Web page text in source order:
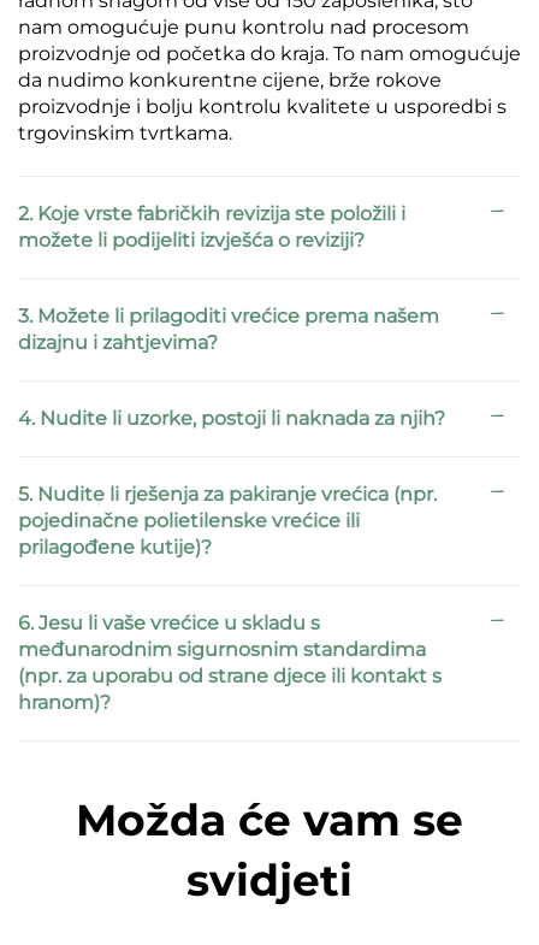
nam omogućuje punu kontrolu nad procesom
proizvodnje od početka do kraja. To nam omogućuje
da nudimo konkurentne cijene, brže rokove
proizvodnje i bolju kontrolu kvalitete u usporedbi s
trgovinskim tvrtkama.
2. Koje vrste fabričkih revizija ste položili i
možete li podijeliti izvješća o reviziji?
3. Možete li prilagoditi vrećice prema našem
dizajnu i zahtjevima?
4. Nudite li uzorke, postoji li naknada za njih?
5. Nudite li rješenja za pakiranje vrećica (npr.
pojedinačne polietilenske vrećice ili
prilagođene kutije)?
6. Jesu li vaše vrećice u skladu s
međunarodnim sigurnosnim standardima
(npr. za uporabu od strane djece ili kontakt s
hranom)?
Možda će vam se
svidjeti